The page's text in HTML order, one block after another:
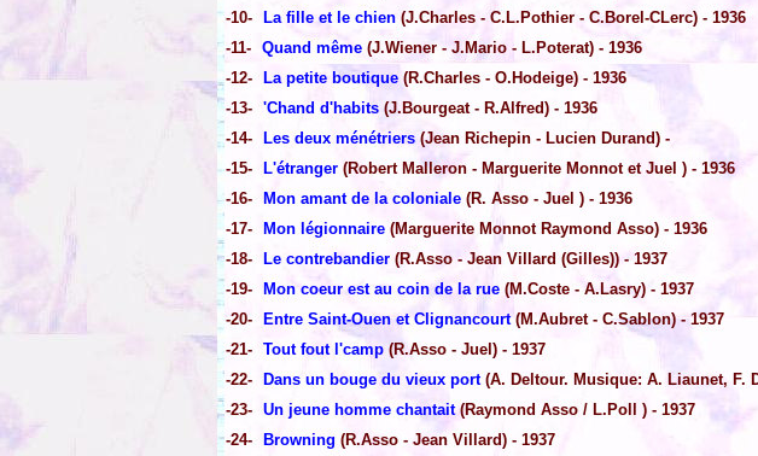
-10-
La fille et le chien(J.Charles - C.L.Pothier - C.Borel-CLerc) - 1936
-11-
Quand même (J.Wiener - J.Mario - L.Poterat) - 1936
-12-
La petite boutique(R.Charles - O.Hodeige) - 1936
-13-
'Chand d'habits (J.Bourgeat - R.Alfred) - 1936
-14-
Les deux ménétriers(Jean Richepin - Lucien Durand) -
-15-
L'étranger(Robert Malleron - Marguerite Monnot et Juel ) - 1936
-16-
Mon amant de la coloniale (R. Asso - Juel ) - 1936
-17-
Mon légionnaire (Marguerite Monnot Raymond Asso) - 1936
-18-
Le contrebandier(R.Asso - Jean Villard (Gilles)) - 1937
-19-
Mon coeur est au coin de la rue(M.Coste - A.Lasry) - 1937
-20-
Entre Saint-Ouen et Clignancourt(M.Aubret - C.Sablon) - 1937
-21-
Tout fout l'camp(R.Asso - Juel) - 1937
-22-
Dans un bouge du vieux port(A. Deltour. Musique: A. Liaunet, F.
-23-
Un jeune homme chantait (Raymond Asso / L.Poll ) - 1937
-24-
Browning (R.Asso - Jean Villard) - 1937